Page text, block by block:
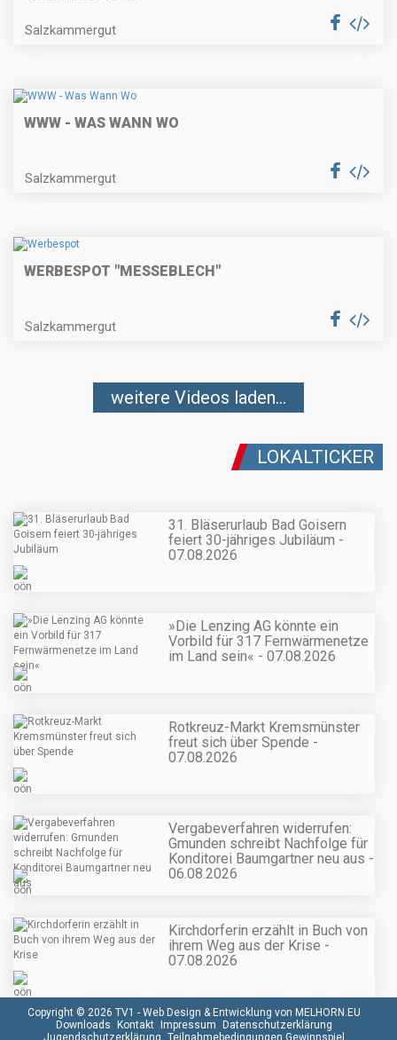
Salzkammergut
WWW - WAS WANN WO
Salzkammergut
WERBESPOT "MESSEBLECH"
Salzkammergut
weitere Videos laden...
LOKALTICKER
31. Bläserurlaub Bad Goisern
feiert 30-jähriges Jubiläum -
07.08.2026
»Die Lenzing AG könnte ein
Vorbild für 317 Fernwärmenetze
im Land sein« - 07.08.2026
Rotkreuz-Markt Kremsmünster
freut sich über Spende -
07.08.2026
Vergabeverfahren widerrufen:
Gmunden schreibt Nachfolge für
Konditorei Baumgartner neu aus -
06.08.2026
Kirchdorferin erzählt in Buch von
ihrem Weg aus der Krise -
07.08.2026
Copyright © 2026 TV1 - Web Design & Entwicklung von MELHORN.EU
Downloads Kontakt Impressum Datenschutzerklärung
Jugendschutzerklärung Teilnahmebedingungen Gewinnspiel